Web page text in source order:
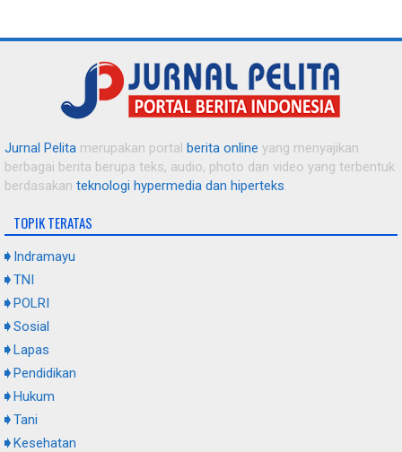
Salurkan Air Bersih untuk Warga Pasekan
Dituduh Nikah Siri dengan Kepsek, Guru SD di Indramayu
Angkat Bicara dan Bongkar Teror Mantan Suami
Atasi Berkah Musim Tanam, Pemdes Langut dan Petani
Kompak "Ngobor Tikus" demi Amankan Padi Muda
Jurnal Pelita merupakan portal berita online yang menyajikan
berbagai berita berupa teks, audio, photo dan video yang terbentuk
berdasakan teknologi hypermedia dan hiperteks.
TOPIK TERATAS
Indramayu
TNI
POLRI
Sosial
Lapas
Pendidikan
Hukum
Tani
Kesehatan